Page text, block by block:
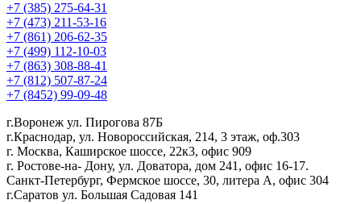
+7 (385) 275-64-31
+7 (473) 211-53-16
+7 (861) 206-62-35
+7 (499) 112-10-03
+7 (863) 308-88-41
+7 (812) 507-87-24
+7 (8452) 99-09-48
г.Воронеж ул. Пирогова 87Б
г.Краснодар, ул. Новороссийская, 214, 3 этаж, оф.303
г. Москва, Каширское шоссе, 22к3, офис 909
г. Ростове-на- Дону, ул. Доватора, дом 241, офис 16-17.
Санкт-Петербург, Фермское шоссе, 30, литера А, офис 304
г.Саратов ул. Большая Садовая 141